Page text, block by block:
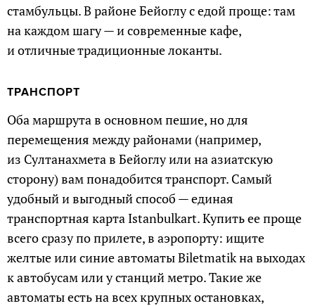
стамбульцы. В районе Бейоглу с едой проще: там
на каждом шагу — и современные кафе,
и отличные традиционные локанты.
ТРАНСПОРТ
Оба маршрута в основном пешие, но для
перемещения между районами (например,
из Султанахмета в Бейоглу или на азиатскую
сторону) вам понадобится транспорт. Самый
удобный и выгодный способ — единая
транспортная карта Istanbulkart. Купить ее проще
всего сразу по прилете, в аэропорту: ищите
желтые или синие автоматы Biletmatik на выходах
к автобусам или у станций метро. Такие же
автоматы есть на всех крупных остановках,